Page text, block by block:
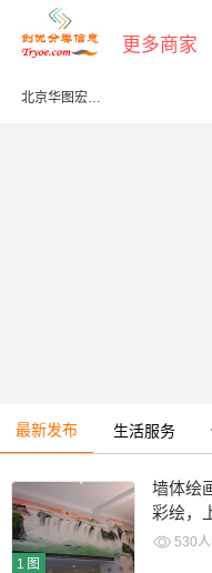
北京华图宏阳
更多商家
最新发布 生活服务
1图
墙体绘
彩绘，
530